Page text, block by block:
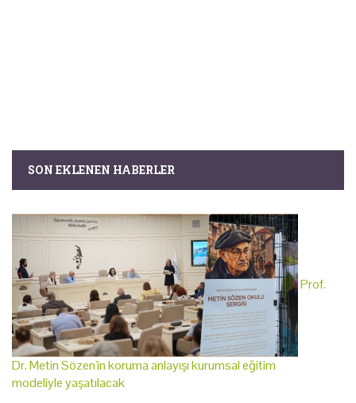
SON EKLENEN HABERLER
Prof.
Dr. Metin Sözen'in koruma anlayışı kurumsal eğitim
modeliyle yaşatılacak